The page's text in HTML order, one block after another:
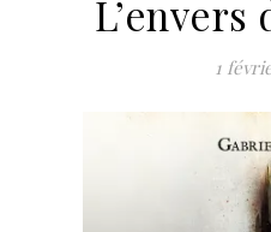
L’envers
1